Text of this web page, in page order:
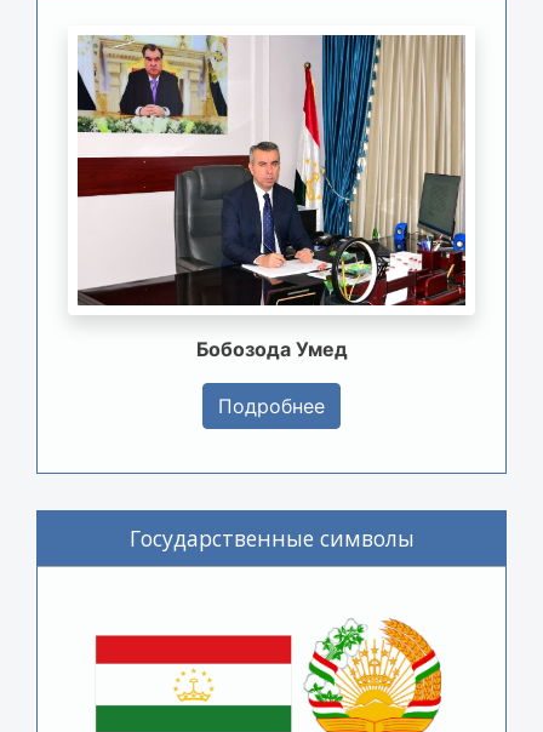
Бобозода Умед
Подробнее
Государственные символы